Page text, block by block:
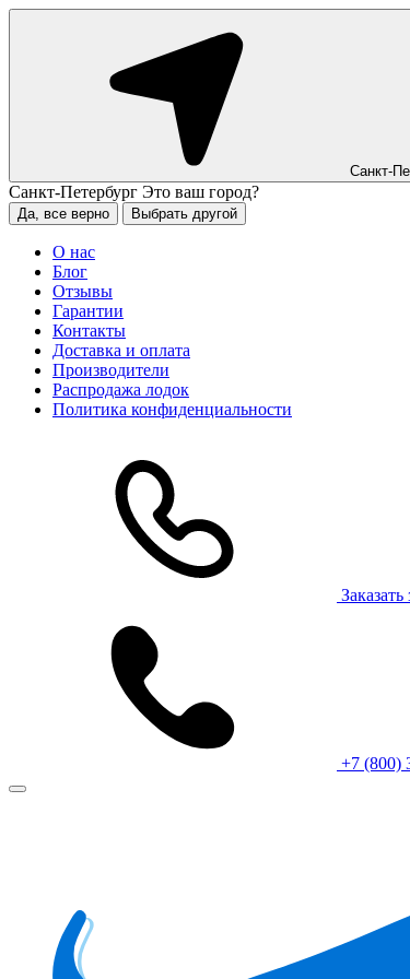
Санкт-
Санкт-Петербург Это ваш город?
Да, все верно Выбрать другой
О нас
Блог
Отзывы
Гарантии
Контакты
Доставка и оплата
Производители
Распродажа лодок
Политика конфиденциальности
+7 (800)